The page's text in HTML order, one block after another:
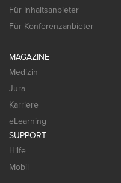
Für Inhaltsanbieter
Für Konferenzanbieter
MAGAZINE
Medizin
Jura
Karriere
eLearning
SUPPORT
Hilfe
Mobil